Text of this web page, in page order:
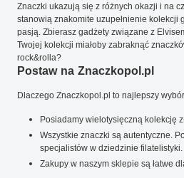
Znaczki ukazują się z różnych okazji i na
stanowią znakomite uzupełnienie kolekcji
pasją. Zbierasz gadżety związane z
Twojej kolekcji miałoby zabraknąć
rock&rolla?
Postaw na Znaczkopol.pl
Dlaczego Znaczkopol.pl to najlepszy
Posiadamy wielotysięczną kolekcję
Wszystkie znaczki są autentyczne.
specjalistów w dziedzinie filatelistyki.
Zakupy w naszym sklepie są łatwe